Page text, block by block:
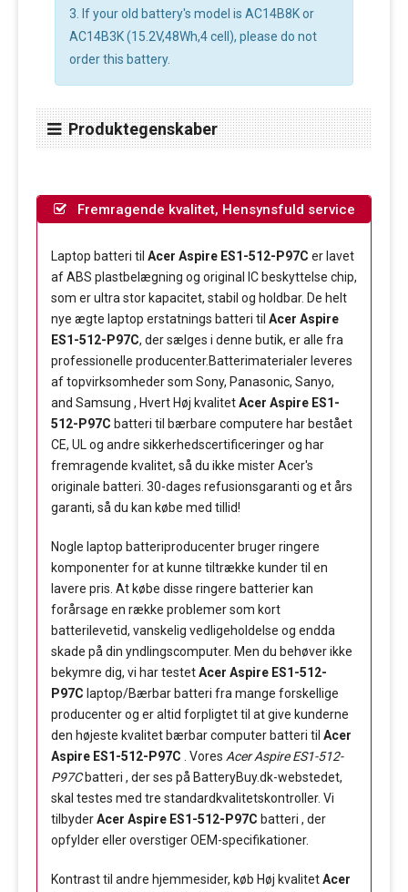
3. If your old battery's model is AC14B8K or
AC14B3K (15.2V,48Wh,4 cell), please do not
order this battery.
Produktegenskaber
Fremragende kvalitet, Hensynsfuld service
Laptop batteri til Acer Aspire ES1-512-P97C er lavet
af ABS plastbelægning og original IC beskyttelse chip,
som er ultra stor kapacitet, stabil og holdbar. De helt
nye ægte laptop erstatnings batteri til Acer Aspire
ES1-512-P97C, der sælges i denne butik, er alle fra
professionelle producenter.Batterimaterialer leveres
af topvirksomheder som Sony, Panasonic, Sanyo,
and Samsung , Hvert Høj kvalitetAcer Aspire ES1-
512-P97C batteri til bærbare computere har bestået
CE, UL og andre sikkerhedscertificeringer og har
fremragende kvalitet, så du ikke mister Acer's
originale batteri. 30-dages refusionsgaranti og et års
garanti, så du kan købe med tillid!
Nogle laptop batteriproducenter bruger ringere
komponenter for at kunne tiltrække kunder til en
lavere pris. At købe disse ringere batterier kan
forårsage en række problemer som kort
batterilevetid, vanskelig vedligeholdelse og endda
skade på din yndlingscomputer. Men du behøver ikke
bekymre dig, vi har testetAcer Aspire ES1-512-
P97C laptop/Bærbar batteri fra mange forskellige
producenter og er altid forpligtet til at give kunderne
den højeste kvalitet bærbar computer batteri til Acer
Aspire ES1-512-P97C . Vores Acer Aspire ES1-512-
P97Cbatteri , der ses på BatteryBuy.dk-webstedet,
skal testes med tre standardkvalitetskontroller. Vi
tilbyderAcer Aspire ES1-512-P97C batteri , der
opfylder eller overstiger OEM-specifikationer.
Kontrast til andre hjemmesider, køb Høj kvalitetAcer